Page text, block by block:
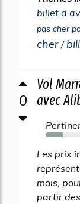
billet d
pas cher
cher /
0
Vol
avec
42%
Les prix
mois,
partir